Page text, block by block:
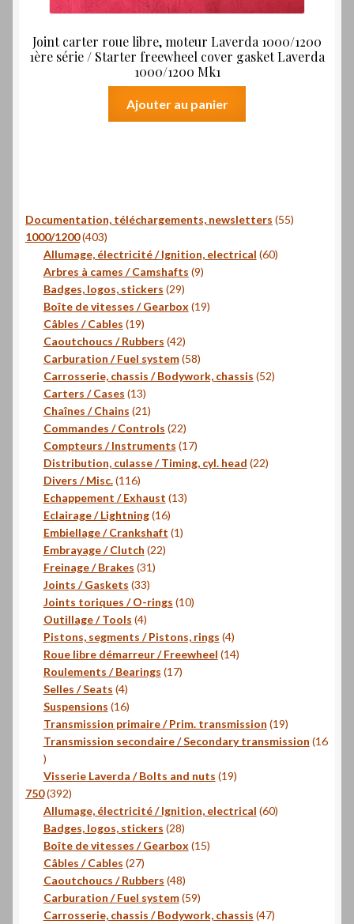
Joint carter roue libre, moteur Laverda 1000/1200
1ère série / Starter freewheel cover gasket Laverda
1000/1200 Mk1
Ajouter au panier
Documentation, téléchargements, newsletters 5555
1000/1200 403403
produits
Allumage, électricité / Ignition, electrical 6060
Arbres à cames / Camshafts 99
Badges, logos, stickers 2929
produits
Boîte de vitesses / Gearbox 1919
Câbles / Cables 1919
produits
Caoutchoucs / Rubbers 4242
produits
Carburation / Fuel system 5858
produits
Carrosserie, chassis / Bodywork, chassis 5252
Carters / Cases 1313
produits
Chaînes / Chains 2121
produits
Commandes / Controls 2222
produits
Compteurs / Instruments 1717
produits
Distribution, culasse / Timing, cyl. head 2222
Divers / Misc. 116116
produits
Echappement / Exhaust 1313
Eclairage / Lightning 1616
produits
Embiellage / Crankshaft 11
Embrayage / Clutch 2222
Freinage / Brakes 3131
Joints / Gaskets 3333
produits
Joints toriques / O-rings 1010
Outillage / Tools 44
produits
Pistons, segments / Pistons, rings 44
produits
Roue libre démarreur / Freewheel 1414
Roulements / Bearings 1717
Selles / Seats 44
produits
Suspensions 1616
produits
Transmission primaire / Prim. transmission 1919
produits
Transmission secondaire / Secondary transmission 16
16
produits
Visserie Laverda / Bolts and nuts 1919
750 392392
produits
Allumage, électricité / Ignition, electrical 6060
Badges, logos, stickers 2828
produits
Boîte de vitesses / Gearbox 1515
Câbles / Cables 2727
produits
Caoutchoucs / Rubbers 4848
produits
Carburation / Fuel system 5959
produits
Carrosserie, chassis / Bodywork, chassis 4747